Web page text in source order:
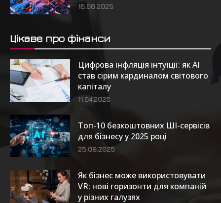
16.06.2025
Цікаве про фінанси
Цифрова інфляція інтуїції: як AI
став сірим кардиналом світового
капіталу
11.04.2026
Топ-10 безкоштовних ШІ-сервісів
для бізнесу у 2025 році
25.08.2025
Як бізнес може використовувати
VR: нові горизонти для компаній
у різних галузях